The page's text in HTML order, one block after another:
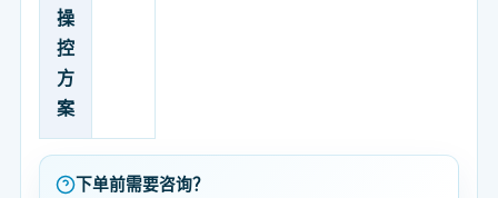
操
控
方
案
下单前需要咨询？